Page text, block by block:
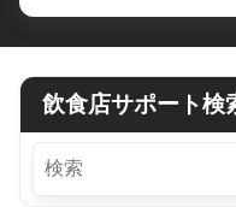
飲食店サポート検